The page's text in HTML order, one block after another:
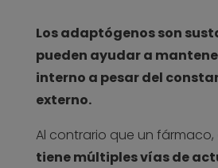
Los adaptógenos son
pueden ayudar a
interno a pesar del
externo.
Al contrario que un fármaco,
tiene múltiples vías de